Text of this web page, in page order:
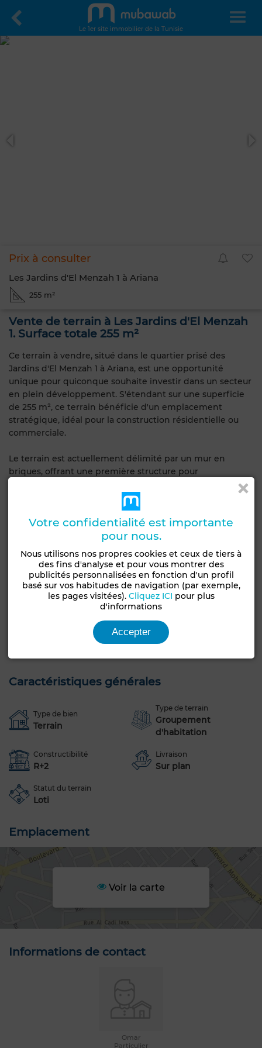
Le 1er site immobilier de la Tunisie
Prix à consulter
Les Jardins d'El Menzah 1 à Ariana
255 m²
Vente de terrain à Les Jardins d'El Menzah
1. Surface totale 255 m²
Ce terrain à vendre, situé dans le quartier prisé des
Jardins d'El Menzah 1 à Ariana, est une opportunité
unique pour quiconque souhaite investir dans un secteur
en plein développement. S'étendant sur une superficie
de 255 m², ce terrain bénéficie d'un emplacement
stratégique, idéal pour la construction résidentielle ou
commerciale.
Le terrain est actuellement délimité par un mur en
briques, offrant une première structure pour
l'aménagement futur. Sa localisation est un atout majeur,
à proximité de nombreuses commodités et
infrastructures. Les environs incluent des espaces verts
et offrent un cadre de vie agréable, tandis que la ville
d'Ariana est accessible en quelques minutes en voiture,
facilitant ainsi les déplacements pour le travail ou les
La zone est bien connectée, avec des routes et des
transports publics à proximité, ce qui permet de
rejoindre facilement les principaux points d'intérêt de la
région. Cet emplacement promet non seulement une
qualité de vie élevée mais également un potentiel
Caractéristiques générales
Type de bien
Terrain
Type de terrain
Groupement
d'habitation
Constructibilité
R+2
Livraison
Sur plan
Statut du terrain
Loti
Emplacement
Voir la carte
Informations de contact
Omar
Particulier
Votre confidentialité est importante
pour nous.
Nous utilisons nos propres cookies et ceux de tiers à
des fins d'analyse et pour vous montrer des
publicités personnalisées en fonction d'un profil
basé sur vos habitudes de navigation (par exemple,
les pages visitées). Cliquez ICI pour plus
d'informations
Accepter